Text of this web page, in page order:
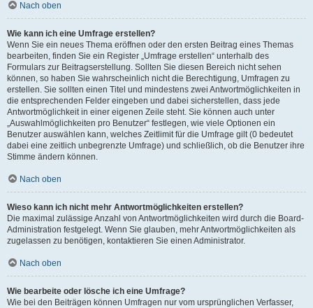
Nach oben
Wie kann ich eine Umfrage erstellen?
Wenn Sie ein neues Thema eröffnen oder den ersten Beitrag eines Themas
bearbeiten, finden Sie ein Register „Umfrage erstellen“ unterhalb des
Formulars zur Beitragserstellung. Sollten Sie diesen Bereich nicht sehen
können, so haben Sie wahrscheinlich nicht die Berechtigung, Umfragen zu
erstellen. Sie sollten einen Titel und mindestens zwei Antwortmöglichkeiten in
die entsprechenden Felder eingeben und dabei sicherstellen, dass jede
Antwortmöglichkeit in einer eigenen Zeile steht. Sie können auch unter
„Auswahlmöglichkeiten pro Benutzer“ festlegen, wie viele Optionen ein
Benutzer auswählen kann, welches Zeitlimit für die Umfrage gilt (0 bedeutet
dabei eine zeitlich unbegrenzte Umfrage) und schließlich, ob die Benutzer ihre
Stimme ändern können.
Nach oben
Wieso kann ich nicht mehr Antwortmöglichkeiten erstellen?
Die maximal zulässige Anzahl von Antwortmöglichkeiten wird durch die Board-
Administration festgelegt. Wenn Sie glauben, mehr Antwortmöglichkeiten als
zugelassen zu benötigen, kontaktieren Sie einen Administrator.
Nach oben
Wie bearbeite oder lösche ich eine Umfrage?
Wie bei den Beiträgen können Umfragen nur vom ursprünglichen Verfasser,